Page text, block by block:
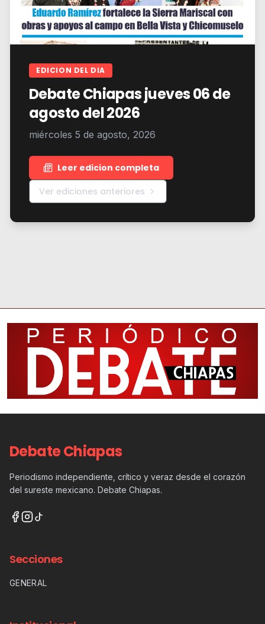
EDICION DEL DIA
Debate Chiapas jueves 06 de
agosto del 2026
miércoles 5 de agosto, 2026
Leer edicion completa
Ver ediciones anteriores
Debate Chiapas
Periodismo independiente, crítico y veraz desde el corazón
del sureste mexicano. Debate Chiapas.
Secciones
GENERAL